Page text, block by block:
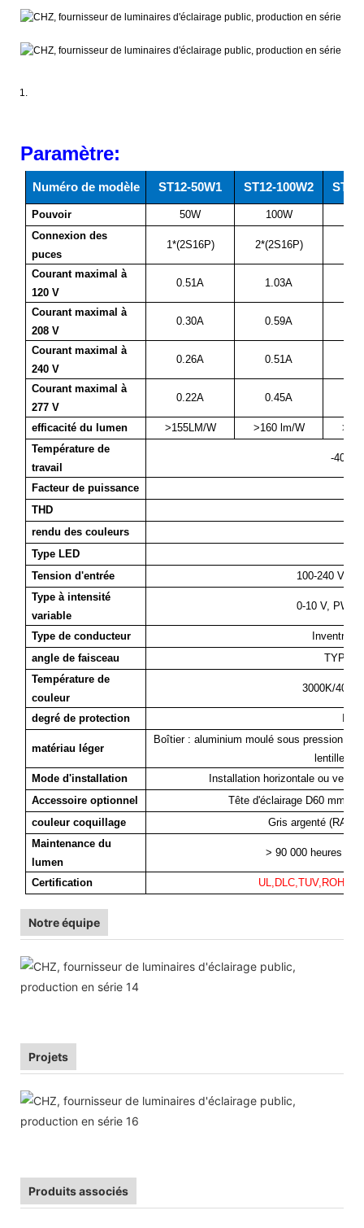
Paramètre:
Numéro de modèle ST12-50W1 ST12-100W2
Pouvoir 50W 100W
Connexion des
puces
1*(2S16P) 2*(2S16P)
Courant maximal à
120 V
0.51A 1.03A
Courant maximal à
208 V
0.30A 0.59A
Courant maximal à
240 V
0.26A 0.51A
Courant maximal à
277 V
0.22A 0.45A
efficacité du lumen >155LM/W >160 lm/W
Température de
travail
-40 °C
Facteur de puissance
THD
rendu des couleurs
Type LED
Tension d'entrée
100-240 V/
Type à intensité
variable
0-10 V,
Type de conducteur
angle de faisceau
TYPE
Température de
couleur
3000K/
degré de protection
matériau léger
Boîtier : aluminium moulé sous pression ;
lentille :
Mode d'installation
Installation horizontale ou
Accessoire optionnel
Tête d'éclairage D60 mm et
couleur coquillage
Gris argenté
Maintenance du
lumen
> 90 000 heures à
Certification
Notre équipe
Projets
Produits associés